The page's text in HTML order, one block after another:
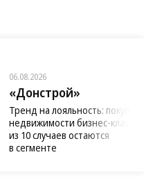
06.08.2026
«Донстрой»
Тренд на лояльность:
недвижимости бизнес-класса
из 10 случаев остаются
в сегменте